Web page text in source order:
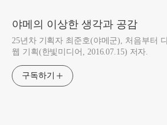
야메의 이상한 생각과 공감
25년차 기획자 최준호(야메군), 처음부터
웹 기획(한빛미디어, 2016.07.15) 저자.
구독하기